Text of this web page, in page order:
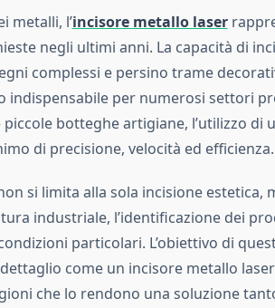
metalli, l’incisore metallo laser
negli ultimi anni. La capacità di
complessi e persino trame
indispensabile per numerosi settori
botteghe artigiane, l’utilizzo di
di precisione, velocità ed efficienza.
si limita alla sola incisione estetica,
industriale, l’identificazione dei
particolari. L’obiettivo di
come un incisore metallo
che lo rendono una soluzione